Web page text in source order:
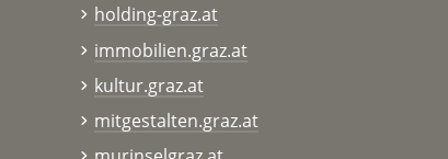
holding-graz.at
immobilien.graz.at
kultur.graz.at
mitgestalten.graz.at